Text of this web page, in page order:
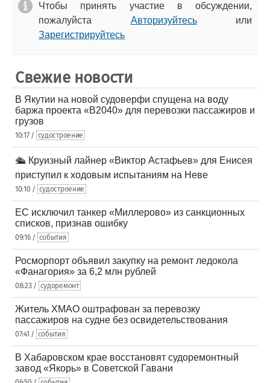
Чтобы принять участие в обсуждении,
пожалуйста Авторизуйтесьили
Зарегистрируйтесь
Свежие новости
В Якутии на новой судоверфи спущена на воду
баржа проекта «В2040» для перевозки пассажиров и
грузов
10:17 / судостроение
🛳️ Круизный лайнер «Виктор Астафьев» для Енисея
приступил к ходовым испытаниям на Неве
10:10 / судостроение
ЕС исключил танкер «Миллерово» из санкционных
списков, признав ошибку
09:16 / события
Росморпорт объявил закупку на ремонт ледокола
«Фанагория» за 6,2 млн рублей
08:23 / судоремонт
Житель ХМАО оштрафован за перевозку
пассажиров на судне без освидетельствования
07:41 / события
В Хабаровском крае восстановят судоремонтный
завод «Якорь» в Советской Гавани